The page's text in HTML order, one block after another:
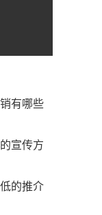
有哪些
宣传方
的推介